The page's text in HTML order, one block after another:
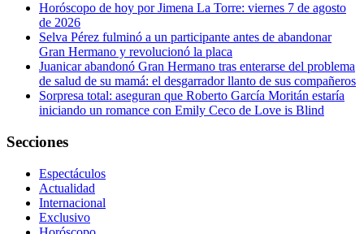
Horóscopo de hoy por Jimena La Torre: viernes 7 de agosto
de 2026
Selva Pérez fulminó a un participante antes de abandonar
Gran Hermano y revolucionó la placa
Juanicar abandonó Gran Hermano tras enterarse del problema
de salud de su mamá: el desgarrador llanto de sus compañeros
Sorpresa total: aseguran que Roberto García Moritán estaría
iniciando un romance con Emily Ceco de Love is Blind
Secciones
Espectáculos
Actualidad
Internacional
Exclusivo